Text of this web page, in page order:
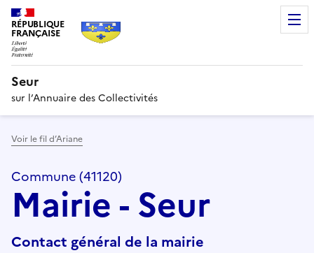
RÉPUBLIQUE
FRANÇAISE
Seur
sur l’Annuaire des Collectivités
Voir le fil d’Ariane
Commune (41120)
Mairie - Seur
Contact général de la mairie